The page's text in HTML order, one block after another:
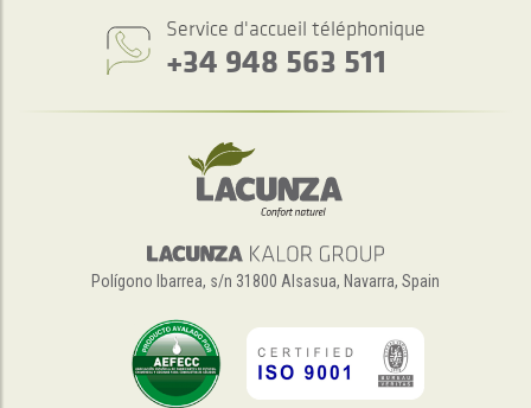
Service d'accueil téléphonique
+34 948 563 511
Polígono Ibarrea, s/n 31800 Alsasua, Navarra, Spain